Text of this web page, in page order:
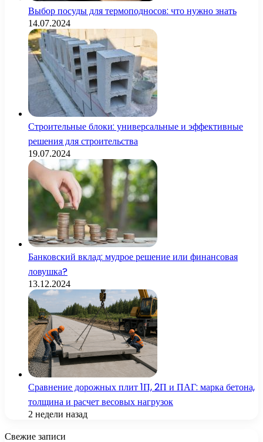
Выбор посуды для термоподносов: что нужно знать
14.07.2024
Строительные блоки: универсальные и эффективные
решения для строительства
19.07.2024
Банковский вклад: мудрое решение или финансовая
ловушка?
13.12.2024
Сравнение дорожных плит 1П, 2П и ПАГ: марка бетона,
толщина и расчет весовых нагрузок
2 недели назад
Свежие записи